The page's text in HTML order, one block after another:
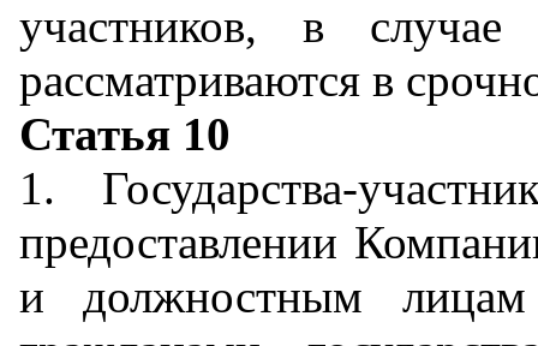
участников, в случае
рассматриваются в
Статья 10
1. Государства-
предоставлении
и должностным